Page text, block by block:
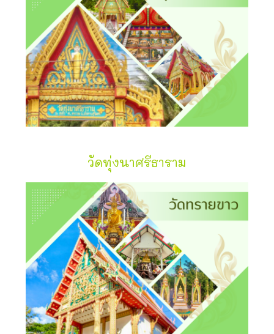
วัดทุ่งนาศรีธาราม